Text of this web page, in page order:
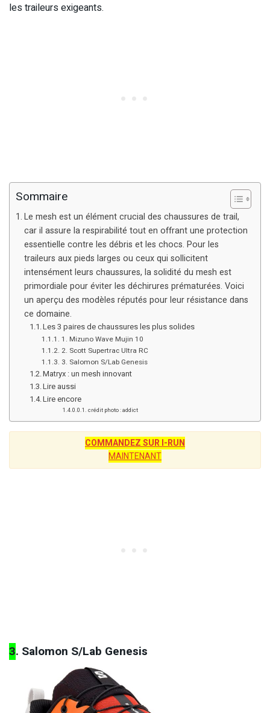
les traileurs exigeants.
Sommaire
Le mesh est un élément crucial des chaussures de trail,
car il assure la respirabilité tout en offrant une protection
essentielle contre les débris et les chocs. Pour les
traileurs aux pieds larges ou ceux qui sollicitent
intensément leurs chaussures, la solidité du mesh est
primordiale pour éviter les déchirures prématurées. Voici
un aperçu des modèles réputés pour leur résistance dans
ce domaine.
Les 3 paires de chaussures les plus solides
1. Mizuno Wave Mujin 10
2. Scott Supertrac Ultra RC
3. Salomon S/Lab Genesis
Matryx : un mesh innovant
Lire aussi
Lire encore
crédit photo : addict
COMMANDEZ SUR I-RUN
MAINTENANT
3. Salomon S/Lab Genesis